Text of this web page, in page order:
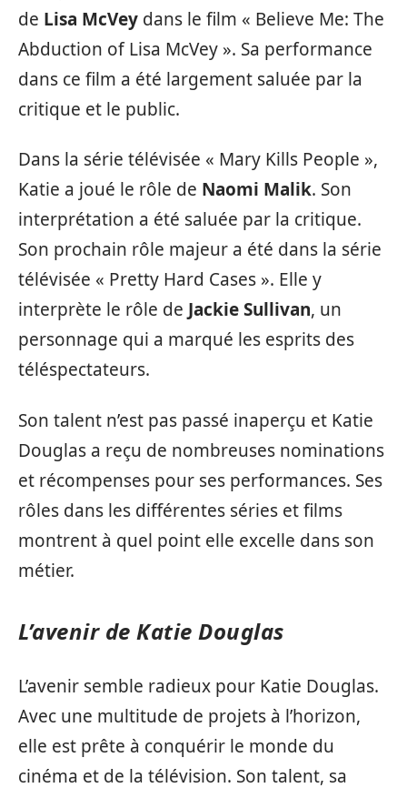
de Lisa McVey dans le film « Believe Me: The
Abduction of Lisa McVey ». Sa performance
dans ce film a été largement saluée par la
critique et le public.
Dans la série télévisée « Mary Kills People »,
Katie a joué le rôle de Naomi Malik. Son
interprétation a été saluée par la critique.
Son prochain rôle majeur a été dans la série
télévisée « Pretty Hard Cases ». Elle y
interprète le rôle de Jackie Sullivan, un
personnage qui a marqué les esprits des
téléspectateurs.
Son talent n’est pas passé inaperçu et Katie
Douglas a reçu de nombreuses nominations
et récompenses pour ses performances. Ses
rôles dans les différentes séries et films
montrent à quel point elle excelle dans son
métier.
L’avenir de Katie Douglas
L’avenir semble radieux pour Katie Douglas.
Avec une multitude de projets à l’horizon,
elle est prête à conquérir le monde du
cinéma et de la télévision. Son talent, sa